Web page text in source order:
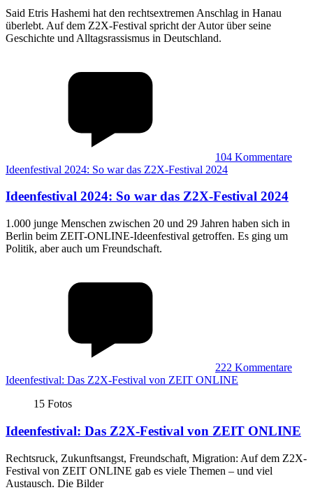
Said Etris Hashemi hat den rechtsextremen Anschlag in Hanau
überlebt. Auf dem Z2X-Festival spricht der Autor über seine
Geschichte und Alltagsrassismus in Deutschland.
104 Kommentare
Ideenfestival 2024: So war das Z2X-Festival 2024
Ideenfestival 2024: So war das Z2X-Festival 2024
1.000 junge Menschen zwischen 20 und 29 Jahren haben sich in
Berlin beim ZEIT-ONLINE-Ideenfestival getroffen. Es ging um
Politik, aber auch um Freundschaft.
222 Kommentare
Ideenfestival: Das Z2X-Festival von ZEIT ONLINE
15 Fotos
Ideenfestival: Das Z2X-Festival von ZEIT ONLINE
Rechtsruck, Zukunftsangst, Freundschaft, Migration: Auf dem Z2X-
Festival von ZEIT ONLINE gab es viele Themen – und viel
Austausch. Die Bilder